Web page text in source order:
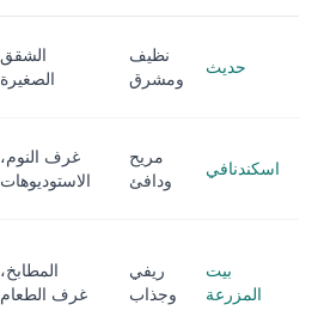
حديث
نظيف
ومشرق
الشقق
الصغيرة
اسكندنافي
مريح
ودافئ
غرف النوم،
الاستوديوهات
بيت
المزرعة
ريفي
وجذاب
المطابخ،
غرف الطعام